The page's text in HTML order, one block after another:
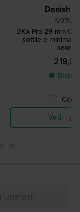
Danish
DKx Pro 29 mm
sottile e
●
Vedi i